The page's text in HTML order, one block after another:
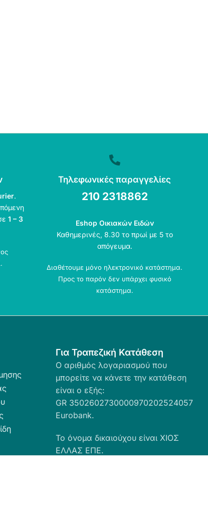
.
1 – 3
Τηλεφωνικές παραγγελίες
210 2318862
Eshop Οικιακών Ειδών
Καθημερινές, 8.30 το πρωί με 5 το
απόγευμα.
Διαθέτουμε μόνο ηλεκτρονικό κατάστημα.
Προς το παρόν δεν υπάρχει φυσικό
κατάστημα.
Για Τραπεζική Κατάθεση
Ο αριθμός λογαριασμού που
μπορείτε να κάνετε την κατάθεση
είναι ο εξής:
GR 3502602730000970202524057
Eurobank.
Το όνομα δικαιούχου είναι ΧΙΟΣ
ΕΛΛΑΣ ΕΠΕ.